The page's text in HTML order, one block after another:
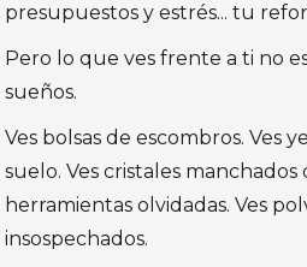
presupuestos y estrés... tu
Pero lo que ves frente a ti no
sueños.
Ves bolsas de escombros. Ves
suelo. Ves cristales manchados
herramientas olvidadas. Ves
insospechados.